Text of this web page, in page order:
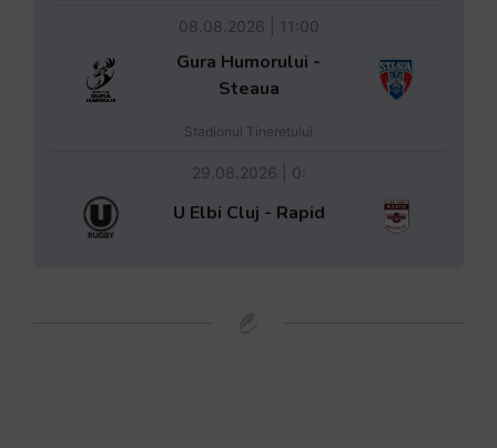
08.08.2026 | 11:00
Gura Humorului -
Steaua
Stadionul Tineretului
29.08.2026 | 0:
U Elbi Cluj - Rapid